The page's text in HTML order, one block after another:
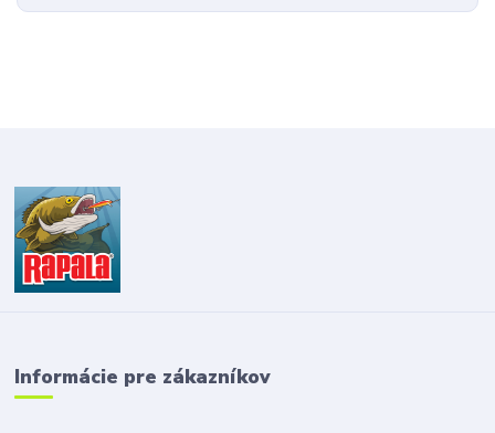
Informácie pre zákazníkov